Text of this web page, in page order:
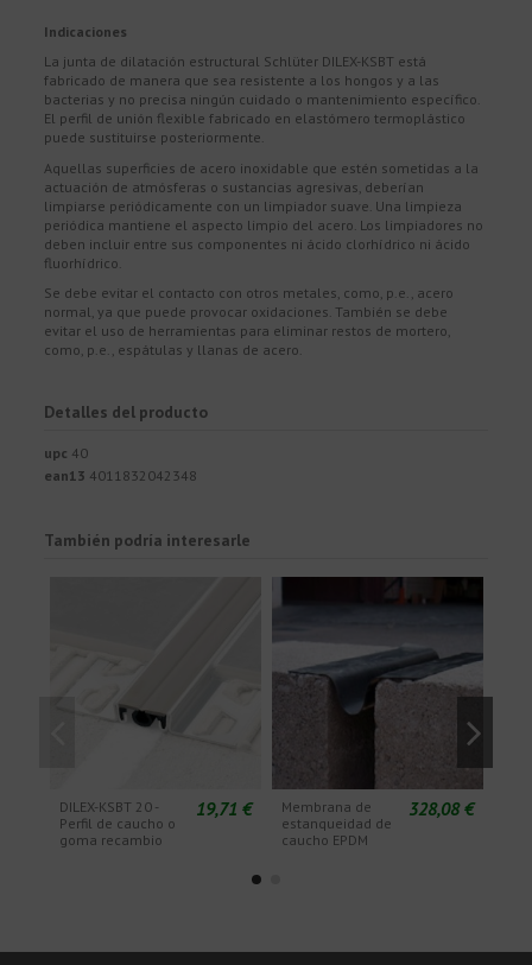
Indicaciones
La junta de dilatación estructural Schlüter DILEX-KSBT está
fabricado de manera que sea resistente a los hongos y a las
bacterias y no precisa ningún cuidado o mantenimiento específico.
El perfil de unión flexible fabricado en elastómero termoplástico
puede sustituirse posteriormente.
Aquellas superficies de acero inoxidable que estén sometidas a la
actuación de atmósferas o sustancias agresivas, deberían
limpiarse periódicamente con un limpiador suave. Una limpieza
periódica mantiene el aspecto limpio del acero. Los limpiadores no
deben incluir entre sus componentes ni ácido clorhídrico ni ácido
fluorhídrico.
Se debe evitar el contacto con otros metales, como, p.e., acero
normal, ya que puede provocar oxidaciones. También se debe
evitar el uso de herramientas para eliminar restos de mortero,
como, p.e., espátulas y llanas de acero.
Detalles del producto
upc 40
ean13 4011832042348
También podría interesarle
DILEX-KSBT 20 -
Perfil de caucho o
goma recambio
19,71 €
Membrana de
estanqueidad de
caucho EPDM
328,08 €